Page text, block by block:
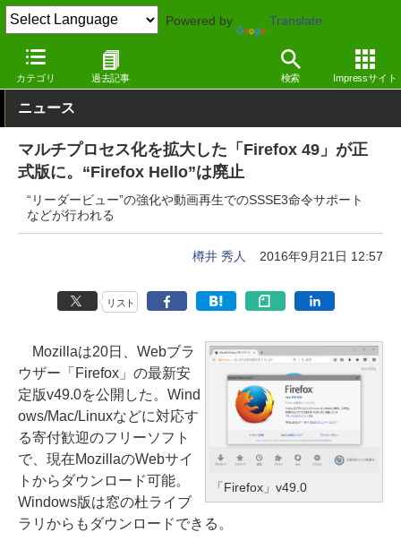
Powered by Translate
カテゴリ 過去記事 検索 Impressサイト
窓の杜 インターネット Windows
ニュース
マルチプロセス化を拡大した「Firefox 49」が正
式版に。“Firefox Hello”は廃止
“リーダービュー”の強化や動画再生でのSSSE3命令サポート
などが行われる
樽井 秀人 2016年9月21日 12:57
リスト
「Firefox」v49.0
Mozillaは20日、Webブラ
ウザー「Firefox」の最新安
定版v49.0を公開した。Wind
ows/Mac/Linuxなどに対応す
る寄付歓迎のフリーソフト
で、現在MozillaのWebサイ
トからダウンロード可能。
Windows版は窓の杜ライブ
ラリからもダウンロードできる。